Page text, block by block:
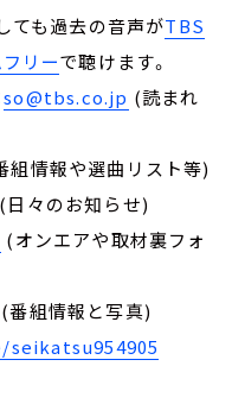
ても過去の音声がTBS
リーで聴けます。
so@tbs.co.jp (読まれ
組情報や選曲リスト等)
(日々のお知らせ)
(オンエアや取材裏フォ
(番組情報と写真)